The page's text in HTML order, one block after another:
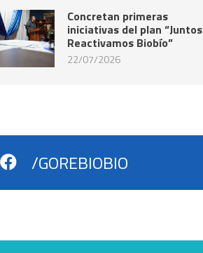
Concretan primeras
iniciativas del plan “Juntos
Reactivamos Biobío”
22/07/2026
/GOREBIOBIO